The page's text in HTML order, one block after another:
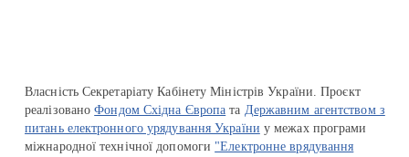
Власність Секретаріату Кабінету Міністрів України. Проєкт
реалізованоФондом Східна Європа та Державним агентством з
питань електронного урядування України у межах програми
міжнародної технічної допомоги "Електронне врядування